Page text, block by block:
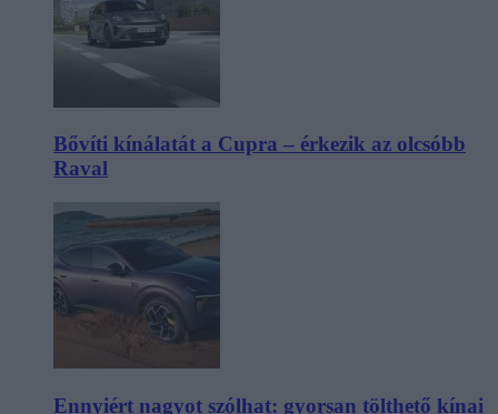
Bővíti kínálatát a Cupra – érkezik az olcsóbb
Raval
Ennyiért nagyot szólhat: gyorsan tölthető kínai